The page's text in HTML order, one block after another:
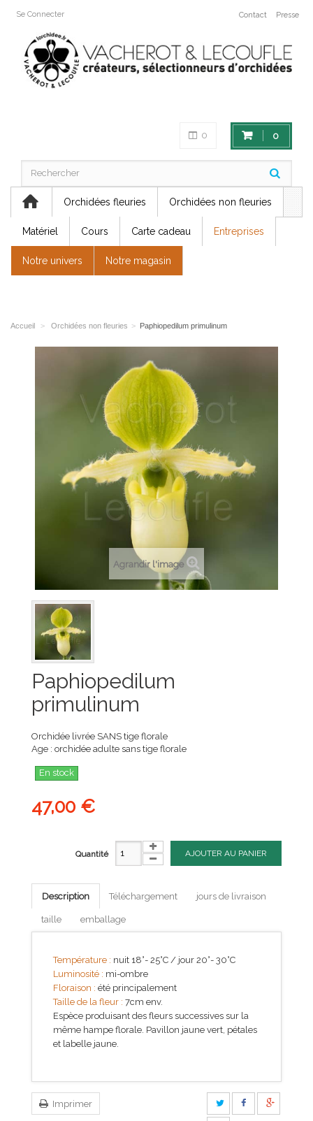
Contact Presse
Se Connecter
0
0
Orchidées fleuries Orchidées non fleuries
Matériel Cours Carte cadeau Entreprises
Notre univers Notre magasin
Accueil > Orchidées non fleuries > Paphiopedilum primulinum
Agrandir l'image
Paphiopedilum
primulinum
Orchidée livrée SANS tige florale
Age : orchidée adulte sans tige florale
En stock
47,00 €
AJOUTER AU PANIER
Quantité
Description Téléchargement jours de livraison
taille emballage
Température : nuit 18°- 25°C / jour 20°- 30°C
Luminosité : mi-ombre
Floraison : été principalement
Taille de la fleur : 7cm env.
Espèce produisant des fleurs successives sur la
même hampe florale. Pavillon jaune vert, pétales
et labelle jaune.
Imprimer